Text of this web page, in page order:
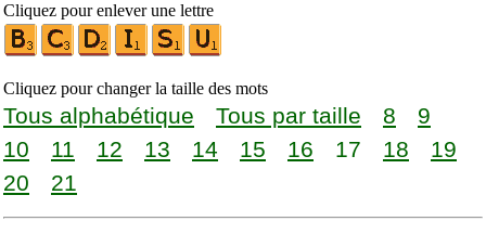
Cliquez pour enlever une lettre
Cliquez pour changer la taille des mots
Tous alphabétique Tous par taille 8
9
10
11 12 13 14 15 16 17 18
19
20
21